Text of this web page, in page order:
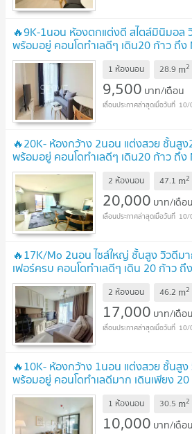
🔥9K-1นอน ห้องตกแต่งดี สไตล์มินิมอล
พร้อมอยู่ คอนโดทำเลดีๆ เดิน20 ก้าว ถึง
Noble Chaengwattana
1 ห้องนอน 28.9 m2
9,500 บาท/เดือน
10/
🔥20K- ห้องกว้าง 2นอน แต่งสวย ชั้นสูง
พร้อมอยู่ คอนโดทำเลดีๆ เดิน20 ก้าว ถึง
Noble Chaengwattana
2 ห้องนอน 47.1 m2
20,000 บาท/เดือน
10/
🔥17K/Mo 2นอน ไซส์ใหญ่ ชั้นสูง วิวดีม
เฟอร์ครบ คอนโดทำเลดีๆ เดิน 20 ก้าว ถึ
Noble Chaengwattana
2 ห้องนอน 46.2 m2
17,000 บาท/เดือน
10/
🔥10K- ห้องกว้าง 1นอน แต่งสวย ชั้นสูง
พร้อมอยู่ คอนโดทำเลดีมาก เดินเพียง
Nue Noble Chaengwattana
1 ห้องนอน 30.5 m2
10,000 บาท/เดือน